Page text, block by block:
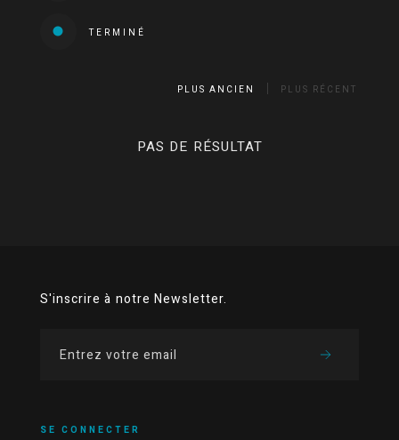
TERMINÉ
PLUS ANCIEN PLUS RÉCENT
PAS DE RÉSULTAT
S'inscrire à notre Newsletter.
SE CONNECTER